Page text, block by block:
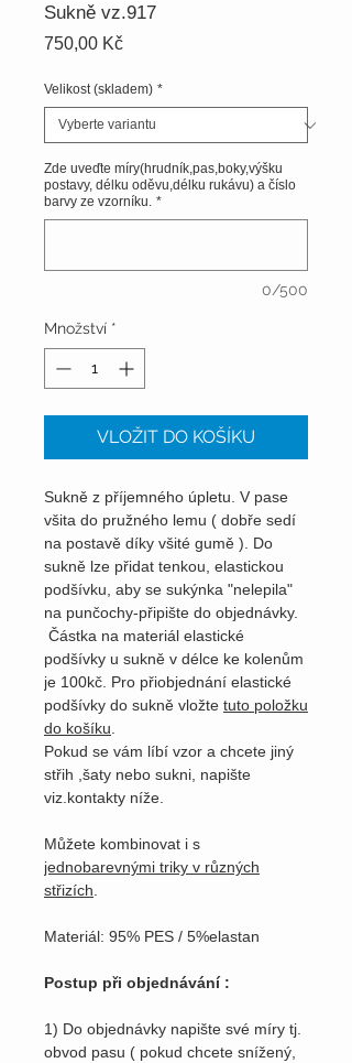
Sukně vz.917
750,00 KčCena
Velikost (skladem) *
Zde uveďte míry(hrudník,pas,boky,výšku
postavy, délku oděvu,délku rukávu) a číslo
barvy ze vzorníku. *
0/500
Množství *
VLOŽIT DO KOŠÍKU
Sukně z příjemného úpletu. V pase
všita do pružného lemu ( dobře sedí
na postavě díky všité gumě ). Do
sukně lze přidat tenkou, elastickou
podšívku, aby se sukýnka "nelepila"
na punčochy-připište do objednávky.
Částka na materiál elastické
podšívky u sukně v délce ke kolenům
je 100kč. Pro přiobjednání elastické
podšívky do sukně vložte tuto položku
do košíku.
Pokud se vám líbí vzor a chcete jiný
střih ,šaty nebo sukni, napište
viz.kontakty níže.
Můžete kombinovat i s
jednobarevnými triky v různých
střizích.
Materiál: 95% PES / 5%elastan
Postup při objednávání :
1) Do objednávky napište své míry tj.
obvod pasu ( pokud chcete snížený,